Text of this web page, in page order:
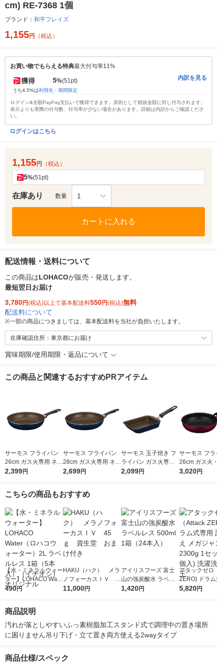
cm) RE-7368 1個
ブランド： 和平フレイズ
1,155円 （税込）
お買い物でもらえる特典最大付与率11%
獲得 5%(51pt)
うち4.5%は利用先・期間限定
内訳を見る
ログイン&全額PayPay支払いで獲得できます。原則として税抜金額に対し付与されます。
表示よりも実際の付与数、付与率が少ない場合があります。詳細は内訳からご確認くださ
い。
ログインはこちら
1,155円 （税込）
5%(51pt)
在庫あり 数量 1
カートに入れる
配送情報・送料について
この商品はLOHACOが販売・発送します。
最短翌日お届け
3,780円(税込)以上で基本配送料550円(税込)無料
配送料について
※一部の商品につきましては、基本配送料を当社が負担いたします。
在庫確認住所：東京都にお届け
賞味期限/使用期限・返品について
この商品と関連するおすすめPRアイテム
サーモス フライパン
26cm ガス火専用 ネイ
ビー KFI-026 NVY 1個
2,399円
サーモス フライパン
28cm ガス火専用 ネイ
ビー KFI-028 NVY 1個
2,699円
サーモス 玉子焼き フ
ライパン ガス火専用
ネイビー KFI-013E N
2,099円
サーモス フラ
26cm ガス火
レッド KFM-
3,020円
こちらの商品もおすすめ
【水・ミネラルウォー
ター】LOHACO Wate
r（ロハコウォータ
シ） オリジナル
490円
HAKU（ハク） メラ
ノフォーカスＩＶ 4
5ｇ 資生堂 おまけ
11,000円
アイリスフーズ 富士
山の強炭酸水 ラベル
レス 500ml 1箱（24
1,420円
アタックゼロ
ZERO) ドラ
詰め替え メガ
5,820円
商品説明
汚れが落としやすいふっ素樹脂加工スタンド式で調理中の置き場所
に困りません吊り下げ・立て置き両方使える2wayタイプ
商品仕様/スペック